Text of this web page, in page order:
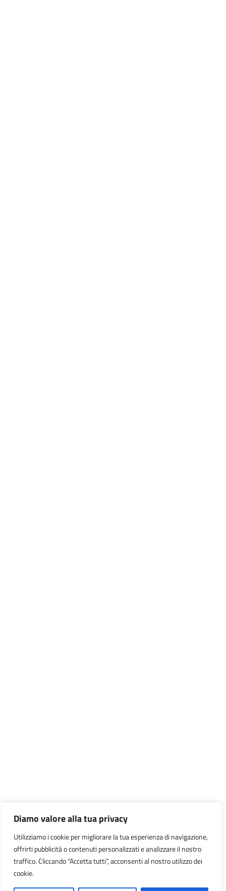
Diamo valore alla tua privacy
Utilizziamo i cookie per migliorare la tua esperienza di navigazione,
offrirti pubblicità o contenuti personalizzati e analizzare il nostro
traffico. Cliccando “Accetta tutti”, acconsenti al nostro utilizzo dei
cookie.